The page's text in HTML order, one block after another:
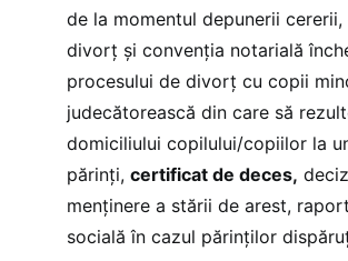
de la momentul depunerii
divorț și convenția notarială
procesului de divorț cu copii
judecătorească din care să
domiciliului copilului/copiilor la
părinți, certificat de deces,
menținere a stării de arest,
socială în cazul părinților